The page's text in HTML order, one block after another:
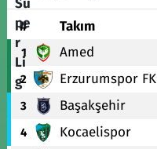
# Takım
1 Amed
2 Erzurumspor FK
3 Başakşehir
4 Kocaelispor